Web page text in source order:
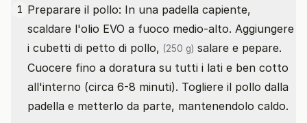
1 Preparare il pollo: In una padella capiente,
scaldare l'olio EVO a fuoco medio-alto. Aggiungere
i cubetti di petto di pollo, (250 g) salare e pepare.
Cuocere fino a doratura su tutti i lati e ben cotto
all'interno (circa 6-8 minuti). Togliere il pollo dalla
padella e metterlo da parte, mantenendolo caldo.